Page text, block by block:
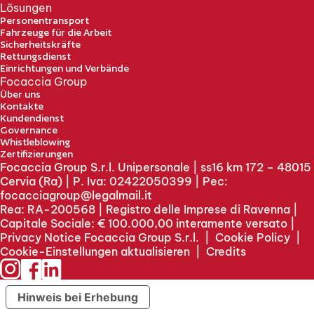
Lösungen
Personentransport
Fahrzeuge für die Arbeit
Sicherheitskräfte
Rettungsdienst
Einrichtungen und Verbände
Focaccia Group
Über uns
Kontakte
Kundendienst
Governance
Whistleblowing
Zertifizierungen
Focaccia Group S.r.l. Unipersonale | ss16 km 172 – 48015
Cervia (Ra) | P. Iva: 02422050399 | Pec:
focacciagroup@legalmail.it
Rea: RA-200568 | Registro delle Imprese di Ravenna |
Capitale Sociale: € 100.000,00 interamente versato |
Privacy Notice Focaccia Group S.r.l.
Cookie Policy
Cookie-Einstellungen aktualisieren
Credits
Hinweis bei Erhebung